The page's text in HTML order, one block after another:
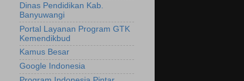
Dinas Pendidikan Kab.
Banyuwangi
Portal Layanan Program GTK
Kemendikbud
Kamus Besar
Google Indonesia